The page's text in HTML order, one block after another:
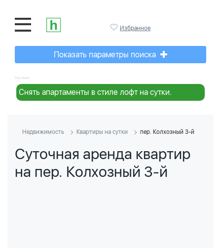
Избранное
Показать параметры поиска
Реклама:
Снять апартаменты в стиле лофт на сутки.
Недвижимость Квартиры на сутки пер. Колхозный 3-й
Суточная аренда квартир
на пер. Колхозный 3-й